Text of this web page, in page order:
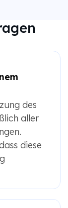
des
aller
diese